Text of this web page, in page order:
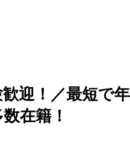
歓迎！／最短で
在籍！